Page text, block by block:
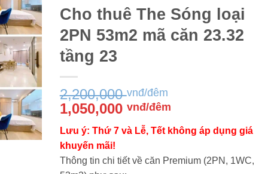
Cho thuê The Sóng loại
2PN 53m2 mã căn 23.32
tầng 23
2,200,000vnđ/đêm
Giá
gốc
là:
2,200,000 vnđ/
đêm.
1,050,000 vnđ/đêmGiá
hiện
tại
1,050,000 vnđ/
Lưu ý: Thứ 7 và Lễ, Tết không áp dụng giá
khuyến mãi!
Thông tin chi tiết về căn Premium (2PN, 1WC,